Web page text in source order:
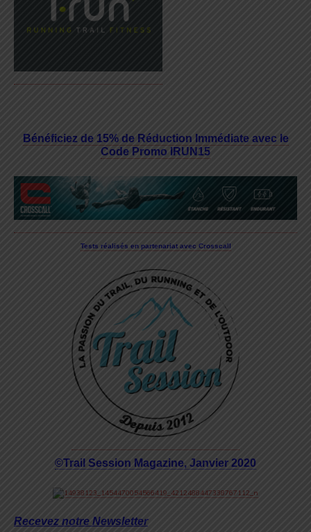
Bénéficiez de 15% de Réduction Immédiate avec le
Code Promo IRUN15
Tests réalisés en partenariat avec Crosscall
©Trail Session Magazine, Janvier 2020
Recevez notre Newsletter